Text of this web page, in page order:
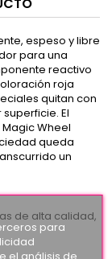
espeso y libre
para una
reactivo
roja
quitan con
El
Wheel
queda
un
de alta calidad,
para